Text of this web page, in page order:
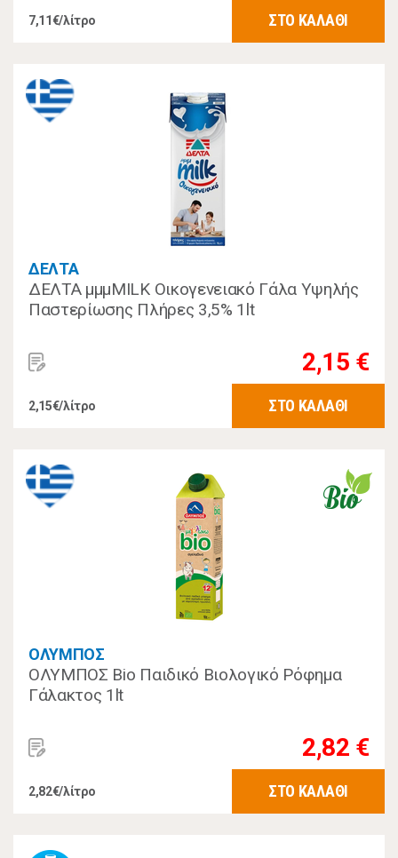
7,11€/λίτρο ΣΤΟ ΚΑΛΑΘΙ
ΔΕΛΤΑ
ΔΕΛΤΑ μμμMILK Οικογενειακό Γάλα Υψηλής
Παστερίωσης Πλήρες 3,5% 1lt
2,15 €
2,15€/λίτρο ΣΤΟ ΚΑΛΑΘΙ
ΟΛΥΜΠΟΣ
ΟΛΥΜΠΟΣ Bio Παιδικό Βιολογικό Ρόφημα
Γάλακτος 1lt
2,82 €
2,82€/λίτρο ΣΤΟ ΚΑΛΑΘΙ